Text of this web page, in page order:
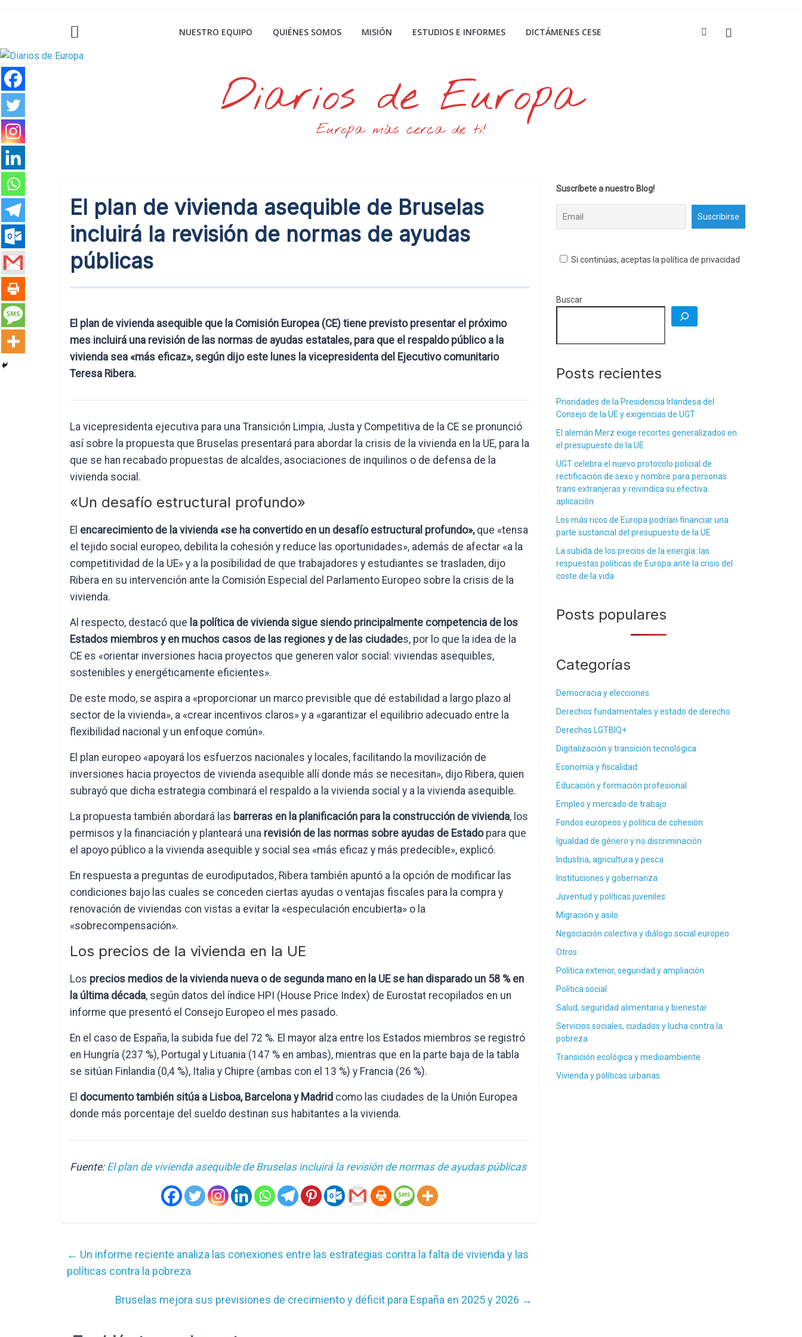
NUESTRO EQUIPO QUIÉNES SOMOS MISIÓN ESTUDIOS E INFORMES DICTÁMENES CESE
Diarios de Europa
Europa más cerca de ti!
El plan de vivienda asequible de Bruselas
incluirá la revisión de normas de ayudas
públicas
El plan de vivienda asequible que la Comisión Europea (CE) tiene previsto presentar el próximo
mes incluirá una revisión de las normas de ayudas estatales, para que el respaldo público a la
vivienda sea «más eficaz», según dijo este lunes la vicepresidenta del Ejecutivo comunitario
Teresa Ribera.
La vicepresidenta ejecutiva para una Transición Limpia, Justa y Competitiva de la CE se pronunció
así sobre la propuesta que Bruselas presentará para abordar la crisis de la vivienda en la UE, para la
que se han recabado propuestas de alcaldes, asociaciones de inquilinos o de defensa de la
vivienda social.
«Un desafío estructural profundo»
El encarecimiento de la vivienda «se ha convertido en un desafío estructural profundo»,que «tensa
el tejido social europeo, debilita la cohesión y reduce las oportunidades», además de afectar «a la
competitividad de la UE» y a la posibilidad de que trabajadores y estudiantes se trasladen, dijo
Ribera en su intervención ante la Comisión Especial del Parlamento Europeo sobre la crisis de la
vivienda.
Al respecto, destacó que la política de vivienda sigue siendo principalmente competencia de los
Estados miembros y en muchos casos de las regiones y de las ciudades, por lo que la idea de la
CE es «orientar inversiones hacia proyectos que generen valor social: viviendas asequibles,
sostenibles y energéticamente eficientes».
De este modo, se aspira a «proporcionar un marco previsible que dé estabilidad a largo plazo al
sector de la vivienda», a «crear incentivos claros» y a «garantizar el equilibrio adecuado entre la
flexibilidad nacional y un enfoque común».
El plan europeo «apoyará los esfuerzos nacionales y locales, facilitando la movilización de
inversiones hacia proyectos de vivienda asequible allí donde más se necesitan», dijo Ribera, quien
subrayó que dicha estrategia combinará el respaldo a la vivienda social y a la vivienda asequible.
La propuesta también abordará las barreras en la planificación para la construcción de vivienda, los
permisos y la financiación y planteará una revisión de las normas sobre ayudas de Estado para que
el apoyo público a la vivienda asequible y social sea «más eficaz y más predecible», explicó.
En respuesta a preguntas de eurodiputados, Ribera también apuntó a la opción de modificar las
condiciones bajo las cuales se conceden ciertas ayudas o ventajas fiscales para la compra y
renovación de viviendas con vistas a evitar la «especulación encubierta» o la
«sobrecompensación».
Los precios de la vivienda en la UE
Los precios medios de la vivienda nueva o de segunda mano en la UE se han disparado un 58 % en
la última década, según datos del índice HPI (House Price Index) de Eurostat recopilados en un
informe que presentó el Consejo Europeo el mes pasado.
En el caso de España, la subida fue del 72 %. El mayor alza entre los Estados miembros se registró
en Hungría (237 %), Portugal y Lituania (147 % en ambas), mientras que en la parte baja de la tabla
se sitúan Finlandia (0,4 %), Italia y Chipre (ambas con el 13 %) y Francia (26 %).
El documento también sitúa a Lisboa, Barcelona y Madrid como las ciudades de la Unión Europea
donde más porcentaje del sueldo destinan sus habitantes a la vivienda.
Fuente:El plan de vivienda asequible de Bruselas incluirá la revisión de normas de ayudas públicas
← Un informe reciente analiza las conexiones entre las estrategias contra la falta de vivienda y las
políticas contra la pobreza
Bruselas mejora sus previsiones de crecimiento y déficit para España en 2025 y 2026 →
Suscríbete a nuestro Blog!
Si continúas, aceptas la política de privacidad
Buscar
Posts recientes
Prioridades de la Presidencia Irlandesa del
Consejo de la UE y exigencias de UGT
El alemán Merz exige recortes generalizados en
el presupuesto de la UE
UGT celebra el nuevo protocolo policial de
rectificación de sexo y nombre para personas
trans extranjeras y reivindica su efectiva
aplicación
Los más ricos de Europa podrían financiar una
parte sustancial del presupuesto de la UE
La subida de los precios de la energía: las
respuestas políticas de Europa ante la crisis del
coste de la vida
Posts populares
Categorías
Democracia y elecciones
Derechos fundamentales y estado de derecho
Derechos LGTBIQ+
Digitalización y transición tecnológica
Economía y fiscalidad
Educación y formación profesional
Empleo y mercado de trabajo
Fondos europeos y política de cohesión
Igualdad de género y no discriminación
Industria, agricultura y pesca
Instituciones y gobernanza
Juventud y políticas juveniles
Migración y asilo
Negociación colectiva y diálogo social europeo
Otros
Política exterior, seguridad y ampliación
Política social
Salud, seguridad alimentaria y bienestar
Servicios sociales, cuidados y lucha contra la
pobreza
Transición ecológica y medioambiente
Vivienda y políticas urbanas